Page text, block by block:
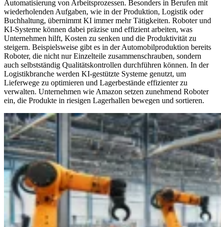
Automatisierung von Arbeitsprozessen. Besonders in Berufen mit
wiederholenden Aufgaben, wie in der Produktion, Logistik oder
Buchhaltung, übernimmt KI immer mehr Tätigkeiten. Roboter und
KI-Systeme können dabei präzise und effizient arbeiten, was
Unternehmen hilft, Kosten zu senken und die Produktivität zu
steigern. Beispielsweise gibt es in der Automobilproduktion bereits
Roboter, die nicht nur Einzelteile zusammenschrauben, sondern
auch selbstständig Qualitätskontrollen durchführen können. In der
Logistikbranche werden KI-gestützte Systeme genutzt, um
Lieferwege zu optimieren und Lagerbestände effizienter zu
verwalten. Unternehmen wie Amazon setzen zunehmend Roboter
ein, die Produkte in riesigen Lagerhallen bewegen und sortieren.